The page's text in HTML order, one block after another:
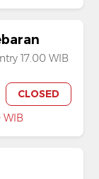
17.00 WIB
CLOSED
WIB